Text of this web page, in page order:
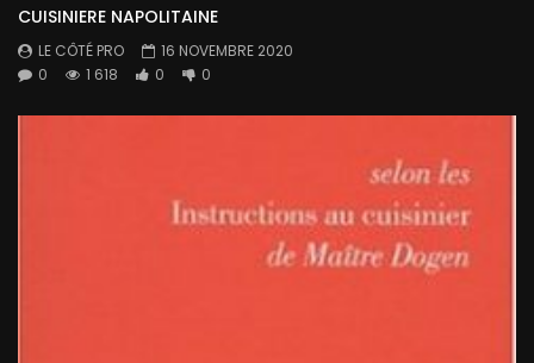
CUISINIERE NAPOLITAINE
LE CÔTÉ PRO
16 NOVEMBRE 2020
0
1 618 0 0